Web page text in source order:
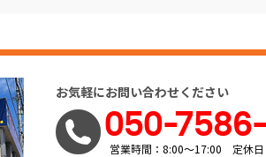
お気軽にお問い合わせください
050-
営業時間：8:00～17:00 定休日